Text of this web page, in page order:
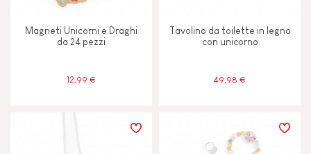
Magneti Unicorni e Draghi
da 24 pezzi
12,99 €
Tavolino da toilette in legno
con unicorno
49,98 €